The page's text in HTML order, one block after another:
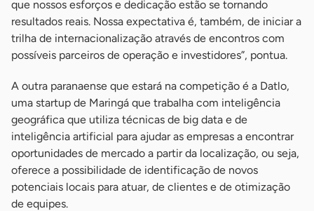
que nossos esforços e dedicação estão se tornando
resultados reais. Nossa expectativa é, também, de iniciar a
trilha de internacionalização através de encontros com
possíveis parceiros de operação e investidores”, pontua.
A outra paranaense que estará na competição é a Datlo,
uma startup de Maringá que trabalha com inteligência
geográfica que utiliza técnicas de big data e de
inteligência artificial para ajudar as empresas a encontrar
oportunidades de mercado a partir da localização, ou seja,
oferece a possibilidade de identificação de novos
potenciais locais para atuar, de clientes e de otimização
de equipes.